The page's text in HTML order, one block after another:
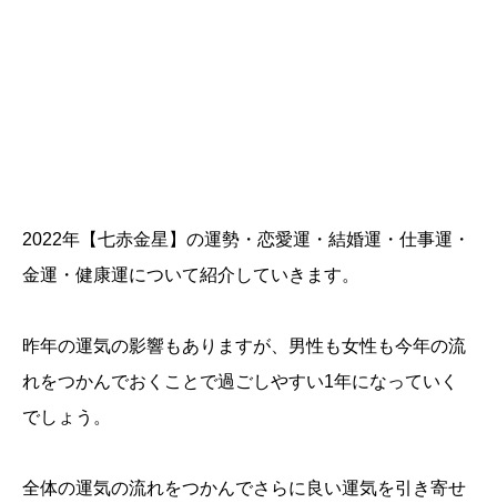
2022年【七赤金星】の運勢・恋愛運・結婚運・仕事運・
金運・健康運について紹介していきます。
昨年の運気の影響もありますが、男性も女性も今年の流
れをつかんでおくことで過ごしやすい1年になっていく
でしょう。
全体の運気の流れをつかんでさらに良い運気を引き寄せ